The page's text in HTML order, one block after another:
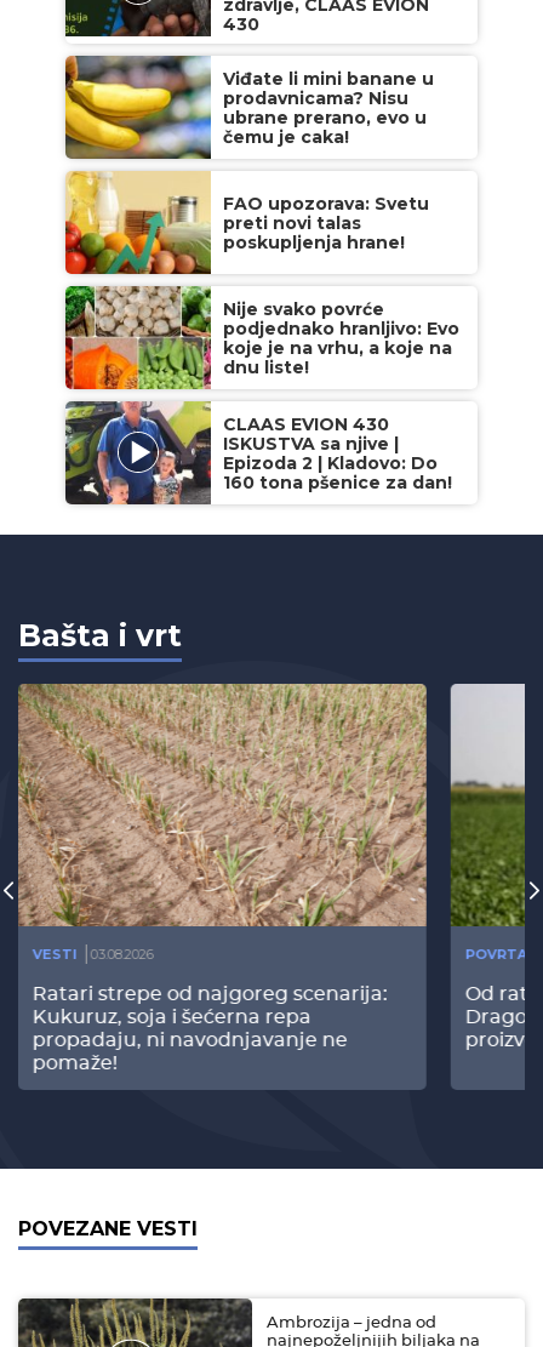
430
Viđate li mini banane u
prodavnicama? Nisu
ubrane prerano, evo u
čemu je caka!
FAO upozorava: Svetu
preti novi talas
poskupljenja hrane!
Nije svako povrće
podjednako hranljivo: Evo
koje je na vrhu, a koje na
dnu liste!
CLAAS EVION 430
ISKUSTVA sa njive |
Epizoda 2 | Kladovo: Do
160 tona pšenice za dan!
Bašta i vrt
VESTI 03.08.2026
Ratari strepe od najgoreg scenarija:
Kukuruz, soja i šećerna repa
propadaju, ni navodnjavanje ne
pomaže!
Od
POVEZANE VESTI
Ambrozija – jedna od
najnepoželjnijih biljaka na